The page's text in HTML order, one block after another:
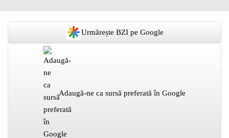
Urmărește BZI pe Google
Adaugă-ne ca sursă preferată în Google